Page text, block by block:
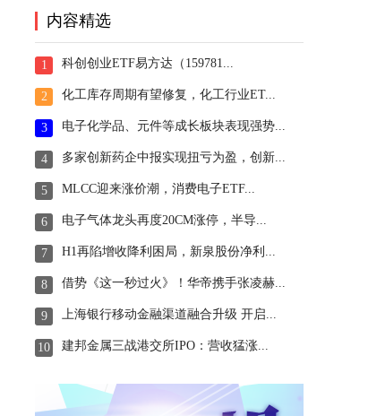
内容精选
1 科创创业ETF易方达（159781...
2 化工库存周期有望修复，化工行业ET...
3 电子化学品、元件等成长板块表现强势...
4 多家创新药企中报实现扭亏为盈，创新...
5 MLCC迎来涨价潮，消费电子ETF...
6 电子气体龙头再度20CM涨停，半导...
7 H1再陷增收降利困局，新泉股份净利...
8 借势《这一秒过火》！华帝携手张凌赫...
9 上海银行移动金融渠道融合升级 开启...
10 建邦金属三战港交所IPO：营收猛涨...